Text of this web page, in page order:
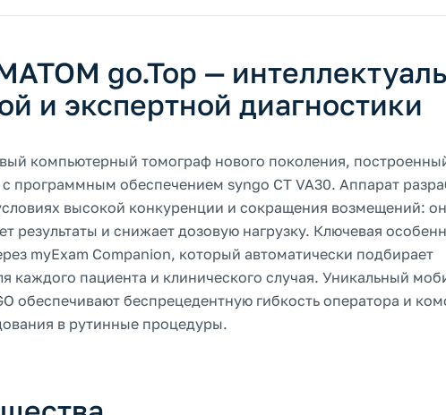
go.Top —
и экспертной диагностики
компьютерный томограф нового поколения,
программным обеспечением syngo CT VA30. Аппарат
высокой конкуренции и сокращения возмещений: он
результаты и снижает дозовую нагрузку. Ключевая
myExam Companion, который автоматически подбирает
каждого пациента и клинического случая. Уникальный
обеспечивают беспрецедентную гибкость оператора и
в рутинные процедуры.